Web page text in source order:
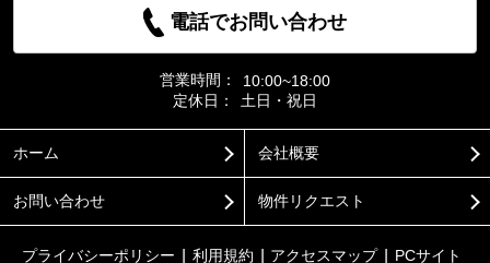
電話でお問い合わせ
営業時間：
10:00~18:00
定休日：
土日・祝日
ホーム 会社概要
お問い合わせ 物件リクエスト
プライバシーポリシー 利用規約 アクセスマップ PCサイト